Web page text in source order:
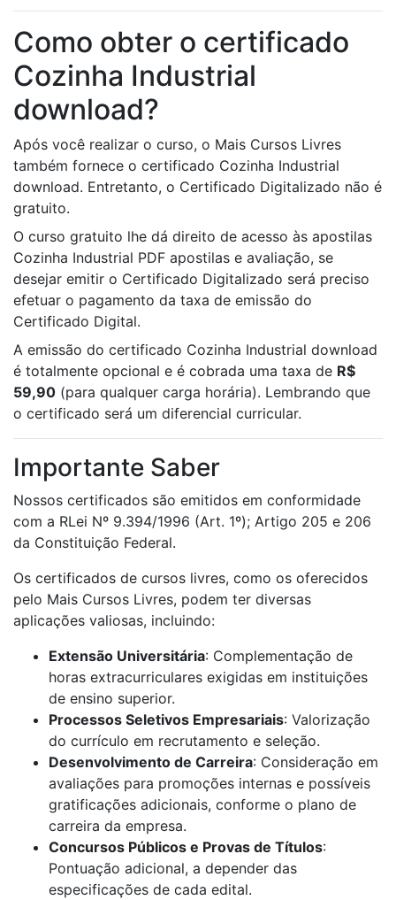
Como obter o certificado
Cozinha Industrial
download?
Após você realizar o curso, o Mais Cursos Livres
também fornece o certificado Cozinha Industrial
download. Entretanto, o Certificado Digitalizado não é
gratuito.
O curso gratuito lhe dá direito de acesso às apostilas
Cozinha Industrial PDF apostilas e avaliação, se
desejar emitir o Certificado Digitalizado será preciso
efetuar o pagamento da taxa de emissão do
Certificado Digital.
A emissão do certificado Cozinha Industrial download
é totalmente opcional e é cobrada uma taxa de R$
59,90 (para qualquer carga horária). Lembrando que
o certificado será um diferencial curricular.
Importante Saber
Nossos certificados são emitidos em conformidade
com a RLei Nº 9.394/1996 (Art. 1º); Artigo 205 e 206
da Constituição Federal.
Os certificados de cursos livres, como os oferecidos
pelo Mais Cursos Livres, podem ter diversas
aplicações valiosas, incluindo:
Extensão Universitária: Complementação de
horas extracurriculares exigidas em instituições
de ensino superior.
Processos Seletivos Empresariais: Valorização
do currículo em recrutamento e seleção.
Desenvolvimento de Carreira: Consideração em
avaliações para promoções internas e possíveis
gratificações adicionais, conforme o plano de
carreira da empresa.
Concursos Públicos e Provas de Títulos:
Pontuação adicional, a depender das
especificações de cada edital.